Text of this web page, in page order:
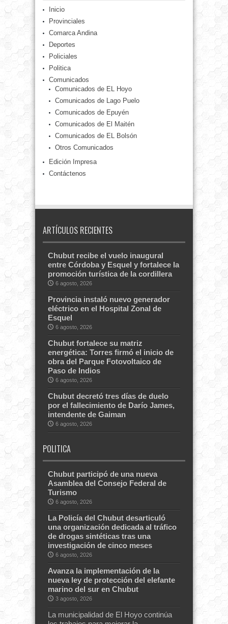
Inicio
Provinciales
Comarca Andina
Deportes
Policiales
Politica
Comunicados
Comunicados de EL Hoyo
Comunicados de Lago Puelo
Comunicados de Epuyén
Comunicados de El Maitén
Comunicados de EL Bolsón
Otros Comunicados
Edición Impresa
Contáctenos
ARTÍCULOS RECIENTES
Chubut recibe el vuelo inaugural
entre Córdoba y Esquel y fortalece la
promoción turística de la cordillera
6 agosto, 2026
Provincia instaló nuevo generador
eléctrico en el Hospital Zonal de
Esquel
6 agosto, 2026
Chubut fortalece su matriz
energética: Torres firmó el inicio de
obra del Parque Fotovoltaico de
Paso de Indios
6 agosto, 2026
Chubut decretó tres días de duelo
por el fallecimiento de Darío James,
intendente de Gaiman
6 agosto, 2026
POLITICA
Chubut participó de una nueva
Asamblea del Consejo Federal de
Turismo
6 agosto, 2026
La Policía del Chubut desarticuló
una organización dedicada al tráfico
de drogas sintéticas tras una
investigación de cinco meses
6 agosto, 2026
Avanza la implementación de la
nueva ley de protección del elefante
marino del sur en Chubut
3 agosto, 2026
La municipalidad de El Hoyo continúa